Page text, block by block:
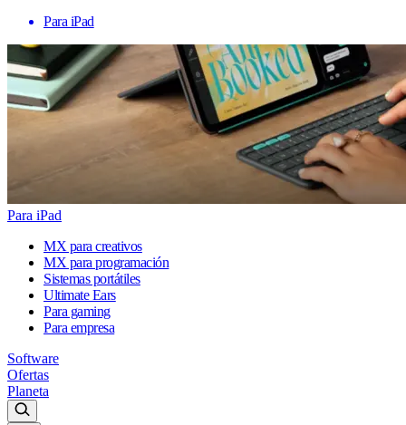
Para iPad
Para iPad
MX para creativos
MX para programación
Sistemas portátiles
Ultimate Ears
Para gaming
Para empresa
Software
Ofertas
Planeta